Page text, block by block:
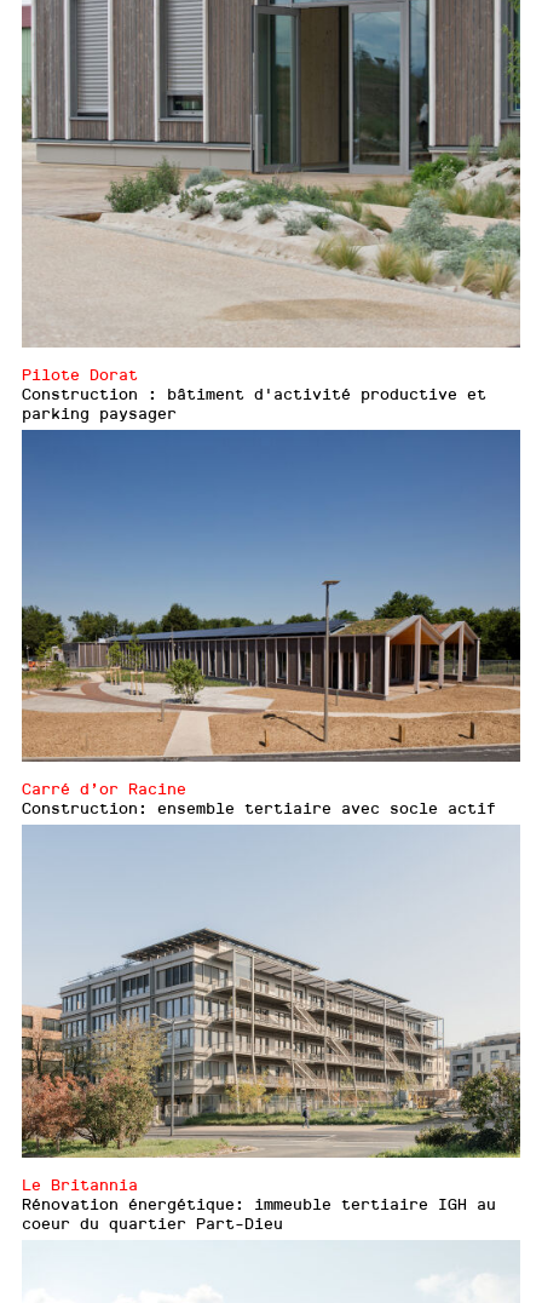
Pilote Dorat
Construction : bâtiment d'activité productive et
parking paysager
Carré d’or Racine
Construction: ensemble tertiaire avec socle actif
Le Britannia
Rénovation énergétique: immeuble tertiaire IGH au
coeur du quartier Part-Dieu